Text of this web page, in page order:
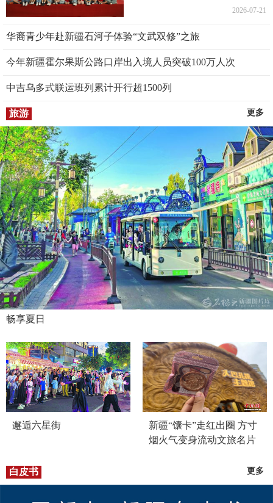
2026-07-21
华裔青少年赴新疆石河子体验“文武双修”之旅
今年新疆霍尔果斯公路口岸出入境人员突破100万人次
中吉乌多式联运班列累计开行超1500列
旅游 更多
畅享夏日
邂逅六星街
新疆“馕卡”走红出圈 方寸
烟火气变身流动文旅名片
白皮书 更多